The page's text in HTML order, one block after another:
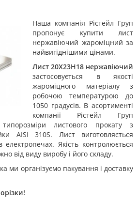
Наша компанія Рістейл Груп
пропонує купити лист
нержавіючий жароміцний за
найвигіднішими цінами.
Лист 20Х23Н18 нержавіючий
застосовується в якості
жароміцного матеріалу з
робочою температурою до
1050 градусів. В асортименті
компанії Рістейл Груп
типорозміри листового прокату з
AISI 310S. Лист виготовляється
Якість контролюється
від виду виробу і його складу.
ми організуємо пакування і доставку